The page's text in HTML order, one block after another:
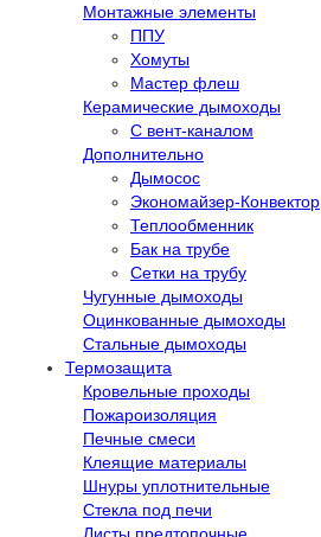
Монтажные элементы
ППУ
Хомуты
Мастер флеш
Керамические дымоходы
С вент-каналом
Дополнительно
Дымосос
Экономайзер-Конвектор
Теплообменник
Бак на трубе
Сетки на трубу
Чугунные дымоходы
Оцинкованные дымоходы
Стальные дымоходы
Термозащита
Кровельные проходы
Пожароизоляция
Печные смеси
Клеящие материалы
Шнуры уплотнительные
Стекла под печи